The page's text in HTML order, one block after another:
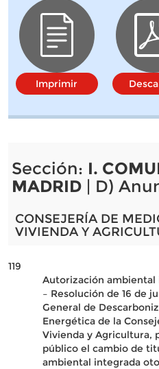
Imprimir
Sección: I.
MADRID| D)
CONSEJERÍA DE
VIVIENDA Y
119
Autorización ambiental
– Resolución de 16 de
General de
Energética de la
Vivienda y Agricultura,
público el cambio de
ambiental integrada